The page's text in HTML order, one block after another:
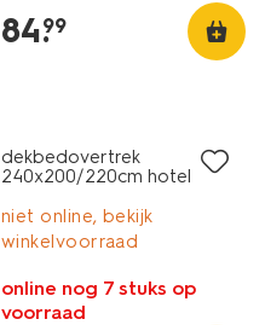
84.
99
dekbedovertrek
240x200/220cm hotel
niet online, bekijk
winkelvoorraad
online nog 7 stuks op
voorraad